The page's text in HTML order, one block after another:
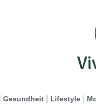
Gesundheit Lifestyle